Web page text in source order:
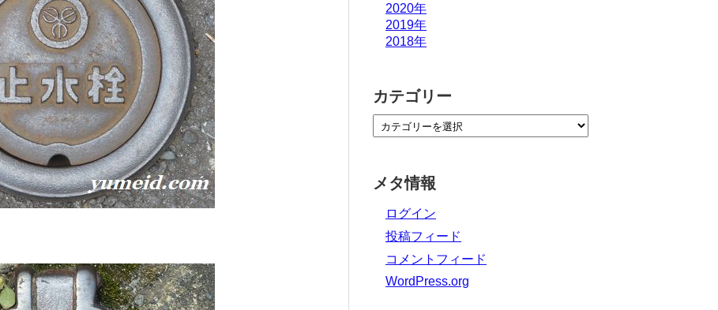
2020年
2019年
2018年
カテゴリー
メタ情報
ログイン
投稿フィード
コメントフィード
WordPress.org